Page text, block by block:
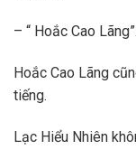
– “ Hoắc Cao
Hoắc Cao Lãng
tiếng.
Lạc Hiểu Nhiên